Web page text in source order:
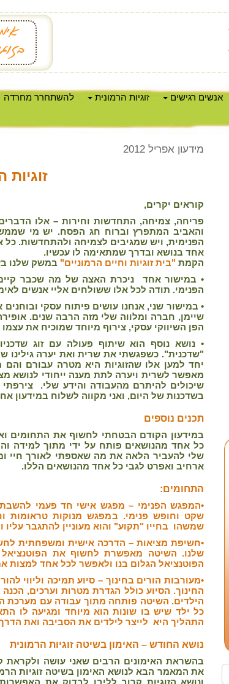
אנשים רגישים זוגיות הרמונית להשתחרר מחרדה
מידעון אפריל 2012
זוגיות
קוראים יקרים,
פריחה, צמיחה, התחדשות וחירות – אלו
והאביב המתפרץ וברוח חג הפסח. יש מי
הפנימית, ויש שמגיבים לצמיחה ולהתחדשות. כל
אחד בנושא ובדרך שמתאימה לו עכשיו.
הקמת "בית זוגיות וחיים הרמוניים" במשק שלנו
• במישור אחד ניכרת האצה של מה שכבר
הפנימי. תודה לכל אלו ששולחים אליי אנשים
• במישור שני, אנחנו עושים פיתוח עסקי
שיימן, חברה ומלווה שלי מזה הרבה שנים.
הפן השיווקי עסקי, צירוף מיוחד שמוכיח את
• נושא נוסף הוא שיתוף פעולה עם זוג
"שדכנית". כשפגשתי את שרית ואת יערה גילינו
יחד למען אלו שהזוגיות היא מטרה עבורם
מאפשר לשרית ויערה לתת מענה ייחודי לנושא
שיכולים להיתרם מהעבודה והידע שלי.
בשדכנות של היום, ואני מקווה לשלוח במידעון
תכנים נוספים
במידעון הקודם הבטחתי לחשוף את התחומים
כל אחד מהנושאים פותח על ידי מתוך למידה
שלי להעביר הלאה את מה שאספתי לאורך חיי
ארחיב ואפרט לגבי כל אחד מהנושאים הללו.
התחומים:
•המפגש הפנימי – מפגש אישי חד פעמי להשבת
שקט וחופש פנימי. במפגש מנוקות טראומות
שמשהו בחייו "תקוע" והוא מעוניין להתגבר עליו
•חשיפת מציאות – הדרכה אישית ומשפחתית
שלנו. השיטה מאפשרת לחשוף את
הפוטנציאל הגלום בנו ולאפשר לכל אחד למצות
•מעורבות הורים בחינוך – סיוע תמיכה וליווי
החינוך. הסיוע כולל הגדרת מטרות וערכים,
כל ילד שיש בו שונות הוא מיוחד ומגיעה לו
התהליך היא לייצר לילדים את הסביבה ואת
נושא החודש – האימון בשיטה זוגיות הרמונית
בהשראת האימונים הרבים שאני עושה
את המאמר הבא לנושא האימון בשיטה זוגיות
ונושא הזוגיות קרוב לליבו לבדוק את